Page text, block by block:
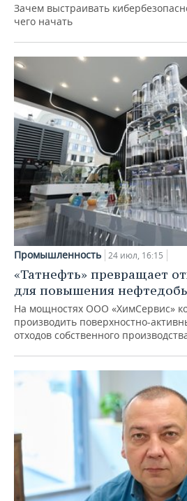
Зачем выстраивать
чего начать
Промышленность 24 июл, 16:15
«Татнефть» превращает
для повышения
На мощностях ООО «ХимСервис»
производить поверхностно-
отходов собственного